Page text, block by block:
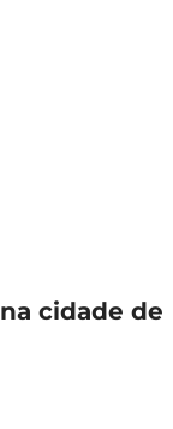
cidade de